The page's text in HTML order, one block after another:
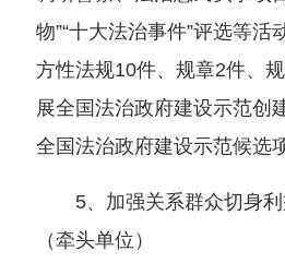
物”“十大法治事件”评选等活
方性法规10件、规章2件、
展全国法治政府建设示范创
全国法治政府建设示范候选
5、加强关系群众切身利
（牵头单位）